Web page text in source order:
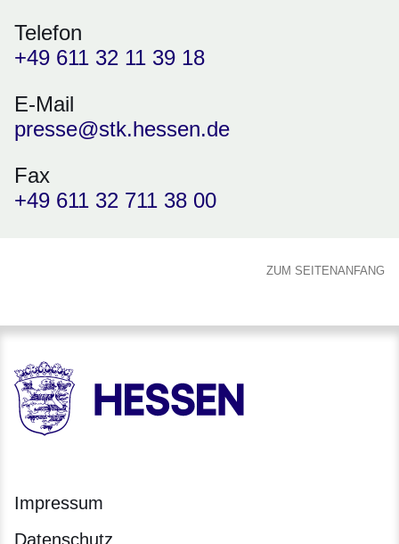
Telefon
+49 611 32 11 39 18
E-Mail
presse@stk.hessen.de
Fax
+49 611 32 711 38 00
ZUM SEITENANFANG
HESSEN - Hessische Landesregierung
Impressum
Datenschutz